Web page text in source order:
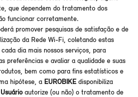
que dependem do tratamento dos
funcionar corretamente.
promover pesquisas de satisfação e de
da Rede Wi-Fi, coletando estas
dia mais nossos serviços, para
preferências e avaliar a qualidade e suas
bem como para fins estatísticos e
hipótese, a EUROBIKE disponibiliza
Usuário autorize (ou não) o tratamento de